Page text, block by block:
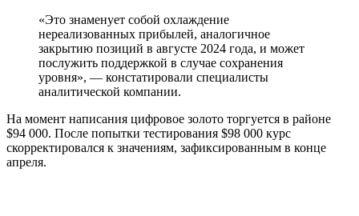
«Это знаменует собой охлаждение
нереализованных прибылей, аналогичное
закрытию позиций в августе 2024 года, и может
послужить поддержкой в случае сохранения
уровня», — констатировали специалисты
аналитической компании.
На момент написания цифровое золото торгуется в районе
$94 000. После попытки тестирования $98 000 курс
скорректировался к значениям, зафиксированным в конце
апреля.